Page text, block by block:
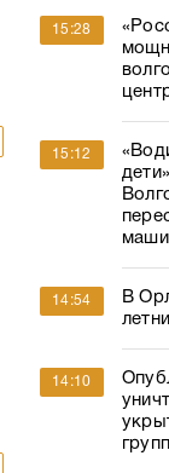
15:28
15:12
14:54
В
14:10